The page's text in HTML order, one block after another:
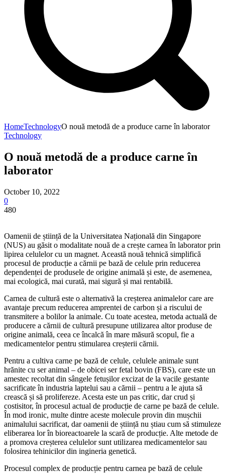
HomeTechnologyO nouă metodă de a produce carne în laborator
Technology
O nouă metodă de a produce carne în
laborator
October 10, 2022
0
480
Oamenii de știință de la Universitatea Națională din Singapore
(NUS) au găsit o modalitate nouă de a crește carnea în laborator prin
lipirea celulelor cu un magnet. Această nouă tehnică simplifică
procesul de producție a cărnii pe bază de celule prin reducerea
dependenței de produsele de origine animală și este, de asemenea,
mai ecologică, mai curată, mai sigură și mai rentabilă.
Carnea de cultură este o alternativă la creșterea animalelor care are
avantaje precum reducerea amprentei de carbon și a riscului de
transmitere a bolilor la animale. Cu toate acestea, metoda actuală de
producere a cărnii de cultură presupune utilizarea altor produse de
origine animală, ceea ce încalcă în mare măsură scopul, fie a
medicamentelor pentru stimularea creșterii cărnii.
Pentru a cultiva carne pe bază de celule, celulele animale sunt
hrănite cu ser animal – de obicei ser fetal bovin (FBS), care este un
amestec recoltat din sângele fetușilor excizat de la vacile gestante
sacrificate în industria laptelui sau a cărnii – pentru a le ajuta să
crească și să prolifereze. Acesta este un pas critic, dar crud și
costisitor, în procesul actual de producție de carne pe bază de celule.
În mod ironic, multe dintre aceste molecule provin din mușchii
animalului sacrificat, dar oamenii de știință nu știau cum să stimuleze
eliberarea lor în bioreactoarele la scară de producție. Alte metode de
a promova creșterea celulelor sunt utilizarea medicamentelor sau
folosirea tehinicilor din ingineria genetică.
Procesul complex de producție pentru carnea pe bază de celule